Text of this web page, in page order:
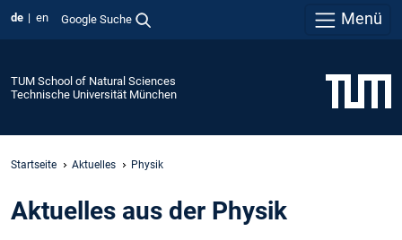
de en Google Suche Menü
TUM School of Natural Sciences
Technische Universität München
Startseite Aktuelles Physik
Aktuelles aus der Physik